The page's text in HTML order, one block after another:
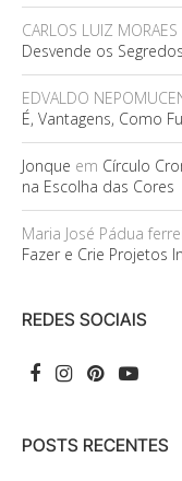
CARLOS LUIZ
Desvende os
EDVALDO
É, Vantagens, Como
Jonque em Círculo
na Escolha das Cores
Maria José Pádua
Fazer e Crie Projetos
REDES SOCIAIS
POSTS RECENTES